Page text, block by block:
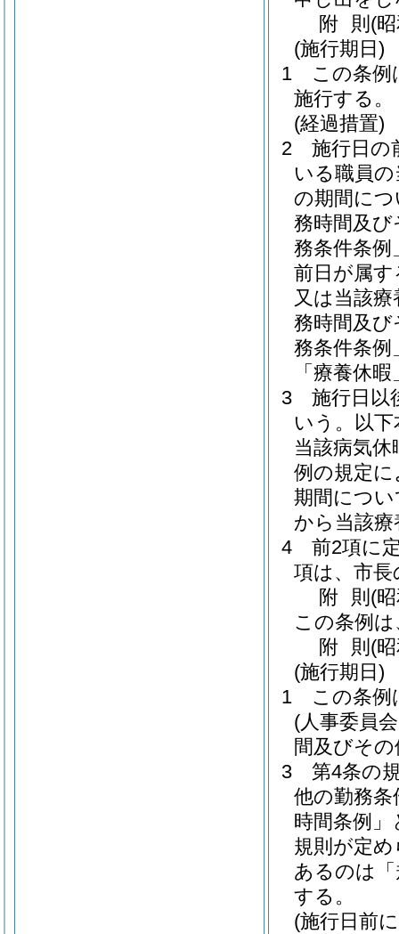
附 則 (
(施行期日)
1
この条例
施行する。
(経過措置)
2
施行日の
いる職員
の期間に
務時間及
務条件条
前日が属
又は当該
務時間及
務条件条
「療養休
3
施行日以
いう。以
当該病気
例の規定
期間につ
から当該
4
前2項に
項は、市
附 則 (
この条例
附 則 (
(施行期日)
1
この条例
(人事委員
間及びそ
3
第4条の
他の勤務
時間条例
規則が定
あるのは
する。
(施行日前